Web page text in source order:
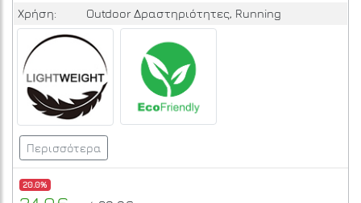
Χρήση:
Outdoor Δραστηριότητες, Running
Περισσότερα
20.0%